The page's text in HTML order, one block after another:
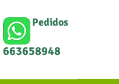
Pedidos
663658948